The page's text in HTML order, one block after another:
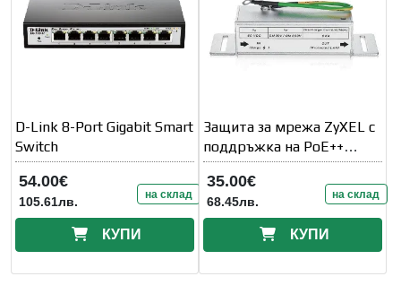
D-Link 8-Port Gigabit Smart
Switch
54.00€
105.61лв. на склад
КУПИ
Защита за мрежа ZyXEL с
поддръжка на PoE++
(60W) и
35.00€
68.45лв. на склад
КУПИ